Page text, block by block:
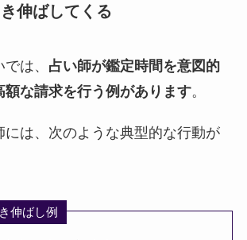
伸ばしてくる
は、 占い師が鑑定時間を意図的
額な請求を行う例があります。
には、次のような典型的な行動が
伸ばし例